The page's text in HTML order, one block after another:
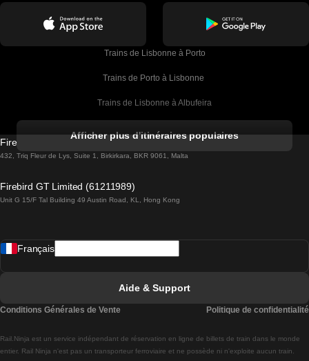
Trains de Lisbonne à Porto
Trains de Porto à Lisbonne
Trains de Lisbonne à Albufeira
Trains de Lisbonne à Lagos
Trains de Lisbonne à Madrid
Trains de Lisbonne à Braga
Afficher plus d'itinéraires populaires
Firebird GT Limited (OC 1451)
432, Triq Fleur de Lys, Suite 1, Birkirkara, BKR 9061, Malta
Firebird GT Limited (61211989)
Unit G 15/F Tal Building 49 Austin Road, KL, Hong Kong
Rail.Ninja est un service indépendant de réservation en ligne de billets de train dans le monde
entier. Rail Ninja n'est pas un transporteur ferroviaire et ne possède ni n'exploite aucun train.
Français
Aide & Support
Conditions Générales de Vente Politique de confidentialité